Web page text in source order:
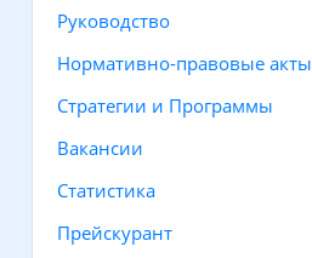
Руководство
Нормативно-правовые акты
Стратегии и Программы
Вакансии
Статистика
Прейскурант